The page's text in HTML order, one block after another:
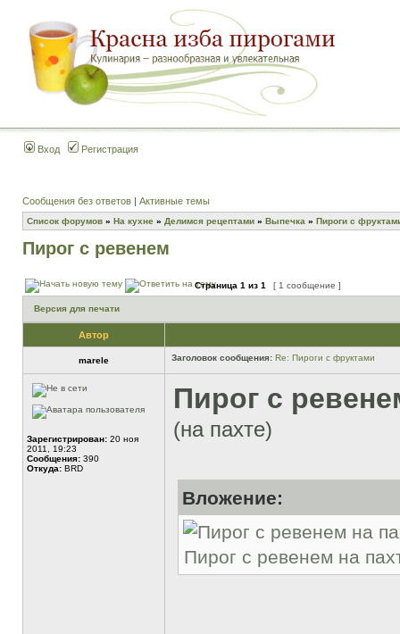
Вход Регистрация
Сообщения без ответов | Активные темы
Список форумов » На кухне » Делимся рецептами » Выпечка » Пироги с
Пирог с ревенем
Страница 1 из 1 [ 1 сообщение ]
Версия для печати
Автор
marele Заголовок сообщения: Re: Пироги с фруктами
Зарегистрирован: 20 ноя
2011, 19:23
Сообщения: 390
Откуда: BRD
Пирог с
(на пахте)
Вложение:
Пирог с ревенем на